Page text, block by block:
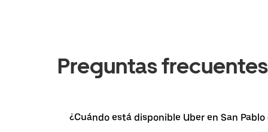
Preguntas frecuentes
¿Cuándo está disponible Uber en San Pablo